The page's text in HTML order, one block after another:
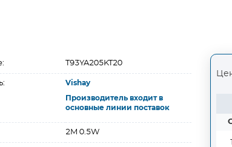
T93YA205KT20
Vishay
Производитель входит в
основные линии поставок
2M 0.5W